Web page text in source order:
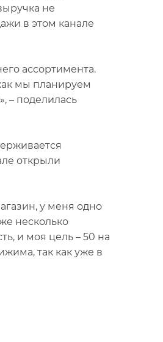
не
в этом канале
ассортимента.
мы планируем
– поделилась
открыли
у меня одно
несколько
и моя цель – 50 на
так как уже в